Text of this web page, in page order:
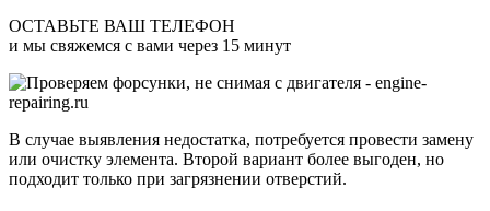
ОСТАВЬТЕ ВАШ ТЕЛЕФОН
и мы свяжемся с вами через 15 минут
В случае выявления недостатка, потребуется провести замену
или очистку элемента. Второй вариант более выгоден, но
подходит только при загрязнении отверстий.